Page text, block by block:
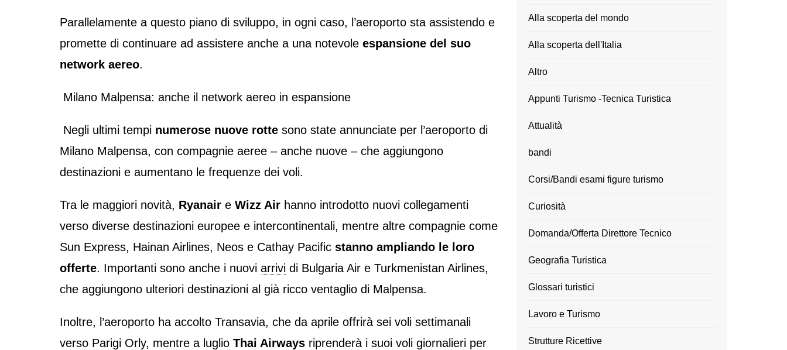
Parallelamente a questo piano di sviluppo, in ogni caso, l’aeroporto sta assistendo e
promette di continuare ad assistere anche a una notevole espansione del suo
network aereo.
Milano Malpensa: anche il network aereo in espansione
Negli ultimi tempi numerose nuove rotte sono state annunciate per l’aeroporto di
Milano Malpensa, con compagnie aeree – anche nuove – che aggiungono
destinazioni e aumentano le frequenze dei voli.
Tra le maggiori novità, Ryanair e Wizz Air hanno introdotto nuovi collegamenti
verso diverse destinazioni europee e intercontinentali, mentre altre compagnie come
Sun Express, Hainan Airlines, Neos e Cathay Pacific stanno ampliando le loro
offerte. Importanti sono anche i nuovi arrivi di Bulgaria Air e Turkmenistan Airlines,
che aggiungono ulteriori destinazioni al già ricco ventaglio di Malpensa.
Inoltre, l’aeroporto ha accolto Transavia, che da aprile offrirà sei voli settimanali
verso Parigi Orly, mentre a luglio Thai Airways riprenderà i suoi voli giornalieri per
Alla scoperta del mondo
Alla scoperta dell'Italia
Altro
Appunti Turismo -Tecnica Turistica
Attualità
bandi
Corsi/Bandi esami figure turismo
Curiosità
Domanda/Offerta Direttore Tecnico
Geografia Turistica
Glossari turistici
Lavoro e Turismo
Strutture Ricettive